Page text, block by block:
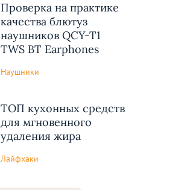
Проверка на практике
качества блютуз
наушников QCY-T1
TWS BT Earphones
Наушники
ТОП кухонных средств
для мгновенного
удаления жира
Лайфхаки